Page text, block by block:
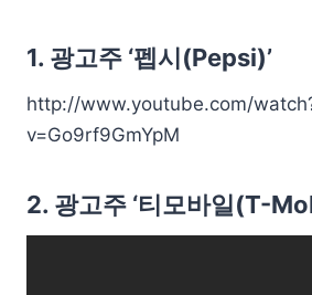
1. 광고주 ‘펩시(Pepsi)’
http://www.youtube.com/
v=Go9rf9GmYpM
2. 광고주 ‘티모바일(T-